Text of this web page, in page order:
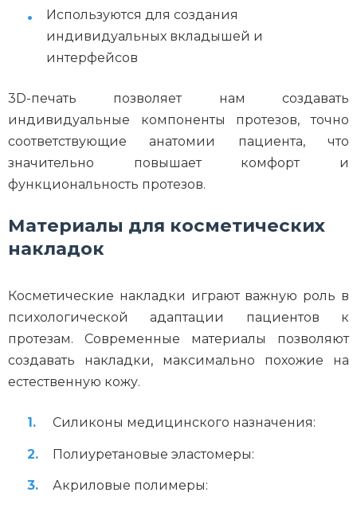
Используются для создания
индивидуальных вкладышей и
интерфейсов
3D-печать позволяет нам создавать
индивидуальные компоненты протезов, точно
соответствующие анатомии пациента, что
значительно повышает комфорт и
функциональность протезов.
Материалы для косметических
накладок
Косметические накладки играют важную роль в
психологической адаптации пациентов к
протезам. Современные материалы позволяют
создавать накладки, максимально похожие на
естественную кожу.
Силиконы медицинского назначения:
Полиуретановые эластомеры:
Акриловые полимеры: